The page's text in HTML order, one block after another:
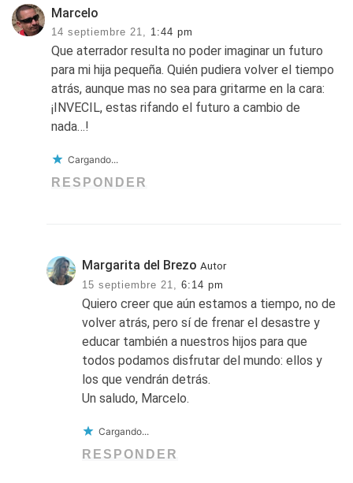
Marcelo
14 septiembre 21, 1:44 pm
Que aterrador resulta no poder imaginar un futuro
para mi hija pequeña. Quién pudiera volver el tiempo
atrás, aunque mas no sea para gritarme en la cara:
¡INVECIL, estas rifando el futuro a cambio de
nada…!
Cargando...
RESPONDER
Margarita del Brezo Autor
15 septiembre 21,
6:14 pm
Quiero creer que aún estamos a tiempo, no de
volver atrás, pero sí de frenar el desastre y
educar también a nuestros hijos para que
todos podamos disfrutar del mundo: ellos y
los que vendrán detrás.
Un saludo, Marcelo.
Cargando...
RESPONDER